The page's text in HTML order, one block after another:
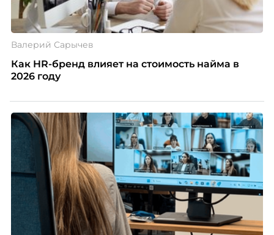
Валерий Сарычев
Как HR-бренд влияет на стоимость найма в
2026 году